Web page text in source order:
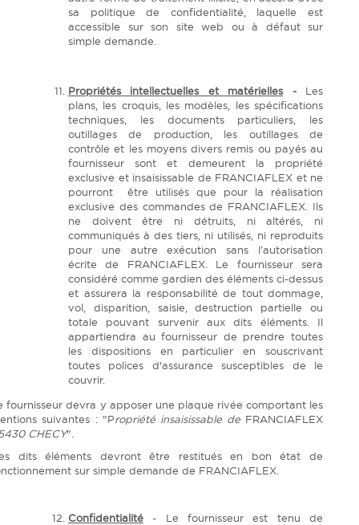
sa politique de confidentialité, laquelle est
accessible sur son site web ou à défaut sur
simple demande.
Propriétés intellectuelles et matérielles- Les
plans, les croquis, les modèles, les spécifications
techniques, les documents particuliers, les
outillages de production, les outillages de
contrôle et les moyens divers remis ou payés au
fournisseur sont et demeurent la propriété
exclusive et insaisissable de FRANCIAFLEX et ne
pourront être utilisés que pour la réalisation
exclusive des commandes de FRANCIAFLEX. Ils
ne doivent être ni détruits, ni altérés, ni
communiqués à des tiers, ni utilisés, ni reproduits
pour une autre exécution sans l’autorisation
écrite de FRANCIAFLEX. Le fournisseur sera
considéré comme gardien des éléments ci-dessus
et assurera la responsabilité de tout dommage,
vol, disparition, saisie, destruction partielle ou
totale pouvant survenir aux dits éléments. Il
appartiendra au fournisseur de prendre toutes
les dispositions en particulier en souscrivant
toutes polices d'assurance susceptibles de le
couvrir.
fournisseur devra y apposer une plaque rivée comportant les
suivantes : "Propriété insaisissable de FRANCIAFLEX
CHECY".
dits éléments devront être restitués en bon état de
sur simple demande de FRANCIAFLEX.
Confidentialité - Le fournisseur est tenu de